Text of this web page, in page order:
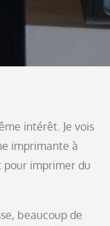
intérêt. Je vois
imprimante à
pour imprimer du
beaucoup de